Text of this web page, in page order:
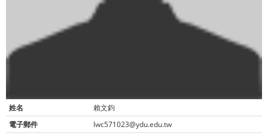
姓名
賴文鈞
電子郵件
lwc571023@ydu.edu.tw